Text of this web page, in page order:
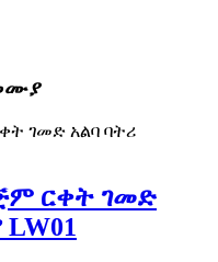
ርቀት ገመድ